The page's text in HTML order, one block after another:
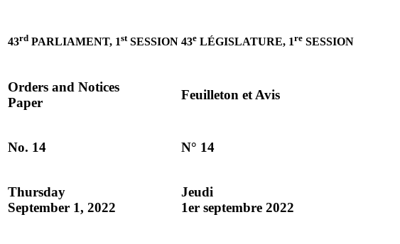
43rd PARLIAMENT, 1stSESSION 43e LÉGISLATURE, 1re SESSION
Orders and Notices
Paper
Feuilleton et Avis
No. 14 N° 14
Thursday
September 1, 2022
Jeudi
1er septembre 2022